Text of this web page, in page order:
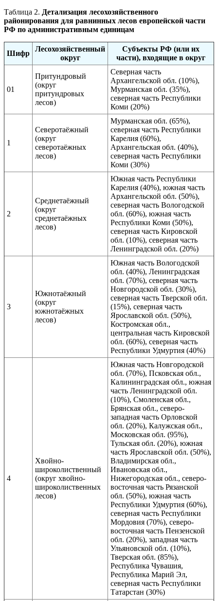
Таблица 2. Детализация лесохозяйственного
районирования для равнинных лесов европейской части
РФ по административным единицам
Шифр
Лесохозяйственный
округ
Субъекты РФ (или их
части), входящие в округ
01
Притундровый
(округ
притундровых
лесов)
Северная часть
Архангельской обл. (10%),
Мурманская обл. (35%),
северная часть Республики
Коми (20%)
1
Северотаёжный
(округ
северотаёжных
лесов)
Мурманская обл. (65%),
северная часть Республики
Карелия (60%),
Архангельская обл. (40%),
северная часть Республики
Коми (30%)
2
Среднетаёжный
(округ
среднетаёжных
лесов)
Южная часть Республики
Карелия (40%), южная часть
Архангельской обл. (50%),
северная часть Вологодской
обл. (60%), южная часть
Республики Коми (50%),
северная часть Кировской
обл. (10%), северная часть
Ленинградской обл. (20%)
3
Южнотаёжный
(округ
южнотаёжных
лесов)
Южная часть Вологодской
обл. (40%), Ленинградская
обл. (70%), северная часть
Новгородской обл. (30%),
северная часть Тверской обл.
(15%), северная часть
Ярославской обл. (50%),
Костромская обл.,
центральная часть Кировской
обл. (60%), северная часть
Республики Удмуртия (40%)
4
Хвойно-
широколиственный
(округ хвойно-
широколиственных
лесов)
Южная часть Новгородской
обл. (70%), Псковская обл.,
Калининградская обл., южная
часть Ленинградской обл.
(10%), Смоленская обл.,
Брянская обл., северо-
западная часть Орловской
обл. (20%), Калужская обл.,
Московская обл. (95%),
Тульская обл. (20%), южная
часть Ярославской обл. (50%),
Владимирская обл.,
Ивановская обл.,
Нижегородская обл., северо-
восточная часть Рязанской
обл. (50%), южная часть
Республики Удмуртия (60%),
северная часть Республики
Мордовия (70%), северо-
восточная часть Пензенской
обл. (20%), западная часть
Ульяновской обл. (10%),
Тверская обл. (85%),
Республика Чувашия,
Республика Марий Эл,
северная часть Республики
Татарстан (30%)